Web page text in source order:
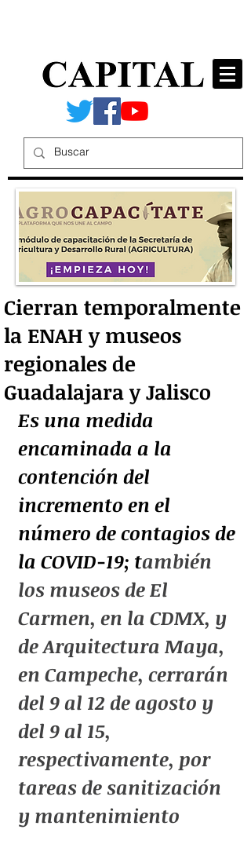
Cierran temporalmente
la ENAH y museos
regionales de
Guadalajara y Jalisco
Es una medida
encaminada a la
contención del
incremento en el
número de contagios de
la COVID-19; también
los museos de El
Carmen, en la CDMX, y
de Arquitectura Maya,
en Campeche, cerrarán
del 9 al 12 de agosto y
del 9 al 15,
respectivamente, por
tareas de sanitización
y mantenimiento